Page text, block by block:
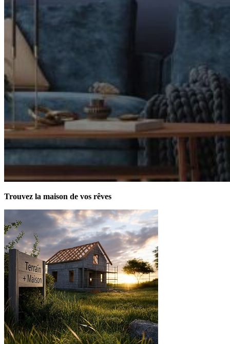
Trouvez la maison de vos rêves